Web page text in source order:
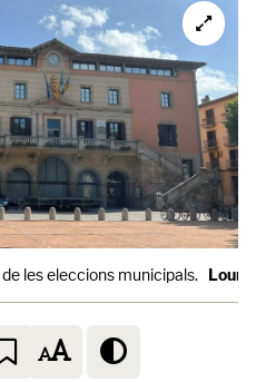
les eleccions municipals.